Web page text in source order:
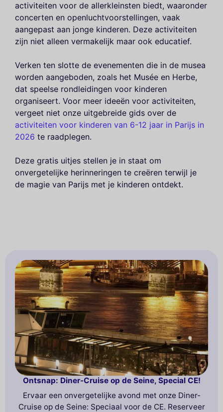
activiteiten voor de allerkleinsten biedt, waaronder
concerten en openluchtvoorstellingen, vaak
aangepast aan jonge kinderen. Deze activiteiten
zijn niet alleen vermakelijk maar ook educatief.
Verken ten slotte de evenementen die in de musea
worden aangeboden, zoals het Musée en Herbe,
dat speelse rondleidingen voor kinderen
organiseert. Voor meer ideeën voor activiteiten,
vergeet niet onze uitgebreide gids over de
activiteiten voor kinderen van 6-12 jaar in Parijs in
2026 te raadplegen.
Deze gratis uitjes stellen je in staat om
onvergetelijke herinneringen te creëren terwijl je
de magie van Parijs met je kinderen ontdekt.
Ontsnap: Diner-Cruise op de Seine, Special CE!
Ervaar een onvergetelijke avond met onze Diner-
Cruise op de Seine: Speciaal voor de CE. Reserveer